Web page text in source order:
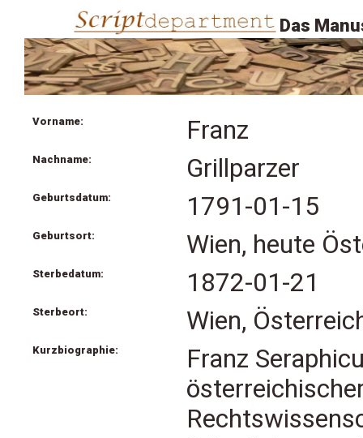
Das
Vorname: Franz
Nachname: Grillparzer
Geburtsdatum: 1791-01-15
Geburtsort: Wien, heute
Sterbedatum: 1872-01-21
Sterbeort: Wien,
Kurzbiographie:
Franz